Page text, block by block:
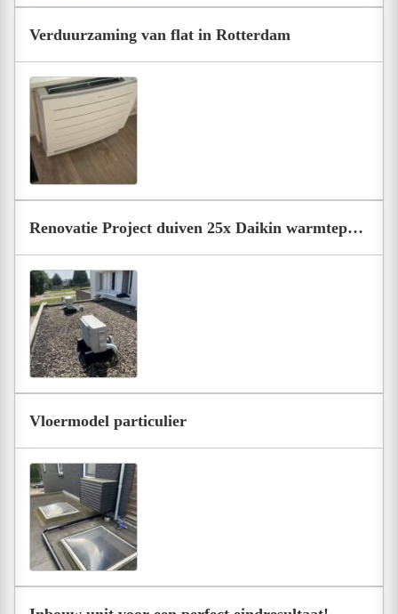
Verduurzaming van flat in Rotterdam
Renovatie Project duiven 25x Daikin warmtepomp
Vloermodel particulier